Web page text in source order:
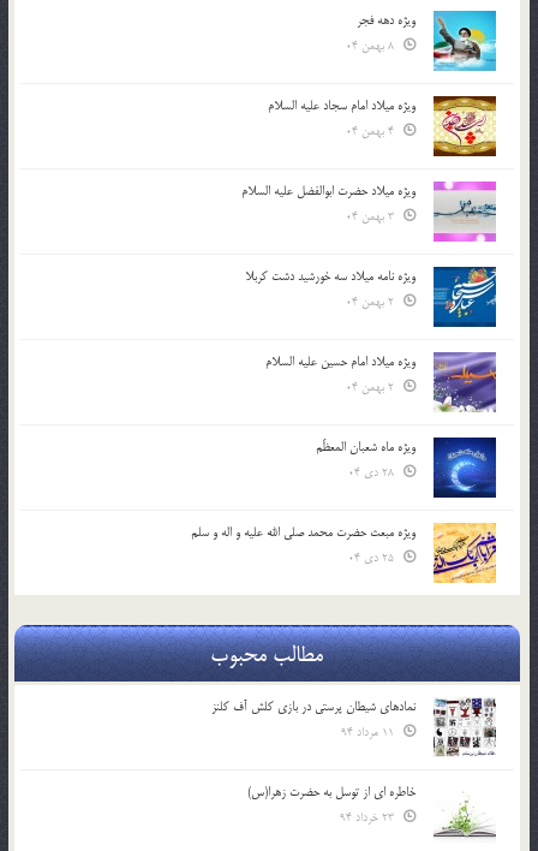
ویژه دهه فجر
ویژه میلاد امام سجاد علیه السلام
ویژه میلاد حضرت ابوالفضل علیه السلام
ویژه نامه میلاد سه خورشید دشت کربلا
ویژه میلاد امام حسین علیه السلام
ویژه ماه شعبان المعظّم
ویژه مبعث حضرت محمد صلی الله علیه و اله و سلم
مطالب محبوب
نمادهای شیطان پرستی در بازی کلش آف کلنز
خاطره ای از توسل به حضرت زهرا(س)